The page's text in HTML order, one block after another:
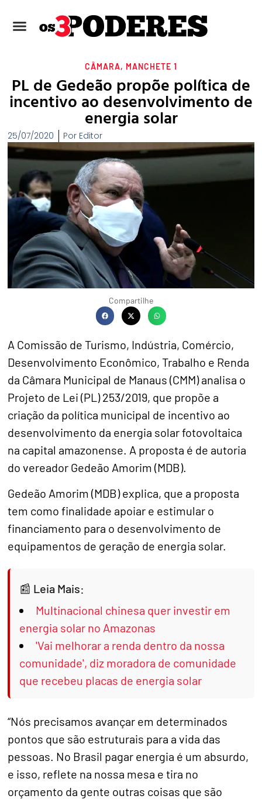
CÂMARA, MANCHETE 1
PL de Gedeão propõe política de
incentivo ao desenvolvimento de
energia solar
25/07/2020 Por Editor
Compartilhe
A Comissão de Turismo, Indústria, Comércio,
Desenvolvimento Econômico, Trabalho e Renda
da Câmara Municipal de Manaus (CMM) analisa o
Projeto de Lei (PL) 253/2019, que propõe a
criação da política municipal de incentivo ao
desenvolvimento da energia solar fotovoltaica
na capital amazonense. A proposta é de autoria
do vereador Gedeão Amorim (MDB).
Gedeão Amorim (MDB) explica, que a proposta
tem como finalidade apoiar e estimular o
financiamento para o desenvolvimento de
equipamentos de geração de energia solar.
Leia Mais:
Multinacional chinesa quer investir em
energia solar no Amazonas
'Vai melhorar a renda dentro da nossa
comunidade', diz moradora de comunidade
que recebeu placas de energia solar
“Nós precisamos avançar em determinados
pontos que são estruturais para a vida das
pessoas. No Brasil pagar energia é um absurdo,
e isso, reflete na nossa mesa e tira no
orçamento da gente outras coisas que são